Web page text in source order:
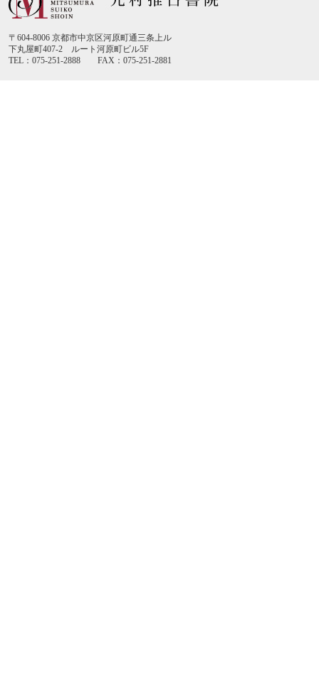
〒604-8006 京都市中京区河原町通三条上ル
下丸屋町407-2 ルート河原町ビル5F
TEL：075-251-2888 FAX：075-251-2881